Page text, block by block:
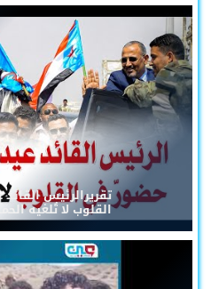
تقريرالرئيس
القلوب لا تُلغيه